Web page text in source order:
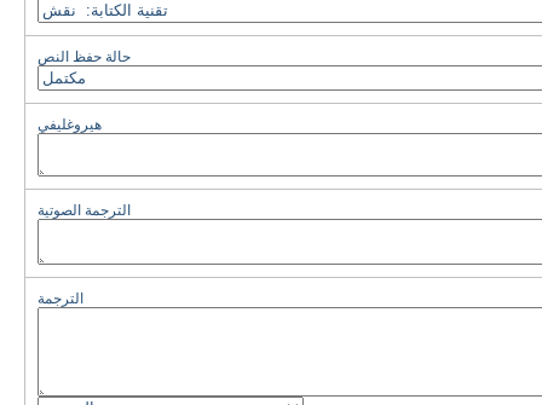
حالة حفظ النص
هيروغليفي
الترجمة الصوتية
الترجمة